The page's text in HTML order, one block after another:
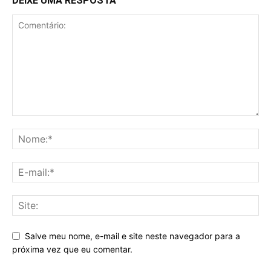
Salve meu nome, e-mail e site neste navegador para a
próxima vez que eu comentar.